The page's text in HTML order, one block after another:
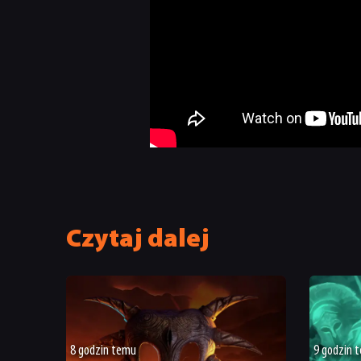
Czytaj dalej
8 godzin temu 9 godzin